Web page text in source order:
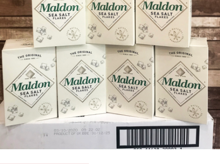
TRẠI BÒ STORE
TP.HCM
Điện thoại: 028 6686 3169
Email: Foodeli.contact@gmail.com
Giờ hoạt động: 8:00 – 21:00
Website: www.traibostore.com
LIÊN KẾT